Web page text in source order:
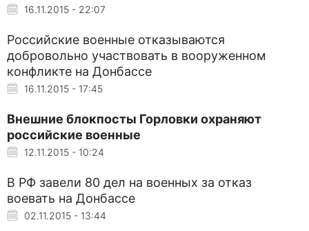
16.11.2015 - 22:07
Российские военные отказываются
добровольно участвовать в вооруженном
конфликте на Донбассе
16.11.2015 - 17:45
Внешние блокпосты Горловки охраняют
российские военные
12.11.2015 - 10:24
В РФ завели 80 дел на военных за отказ
воевать на Донбассе
02.11.2015 - 13:44